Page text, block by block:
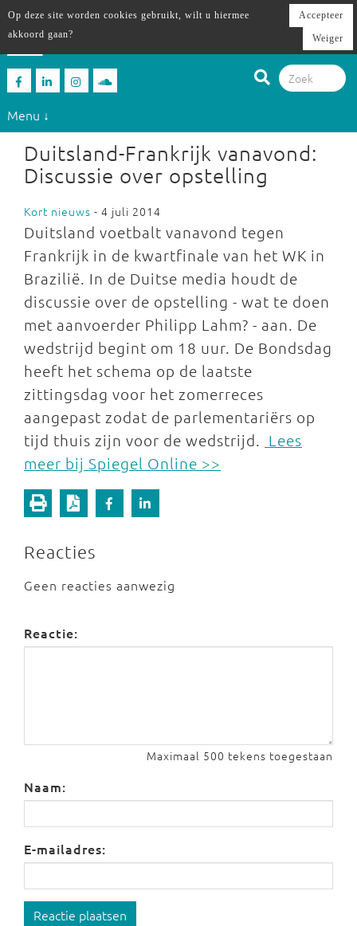
Menu ↓
Duitsland-Frankrijk vanavond:
Discussie over opstelling
Kort nieuws - 4 juli 2014
Duitsland voetbalt vanavond tegen
Frankrijk in de kwartfinale van het WK in
Brazilië. In de Duitse media houdt de
discussie over de opstelling - wat te doen
met aanvoerder Philipp Lahm? - aan. De
wedstrijd begint om 18 uur. De Bondsdag
heeft het schema op de laatste
zittingsdag voor het zomerreces
aangepast zodat de parlementariërs op
tijd thuis zijn voor de wedstrijd. Lees
meer bij Spiegel Online >>
Reacties
Geen reacties aanwezig
Reactie:
Maximaal 500 tekens toegestaan
Naam:
E-mailadres:
Reactie plaatsen
Op deze site worden cookies gebruikt, wilt u hiermee
akkoord gaan?
Accepteer
Weiger